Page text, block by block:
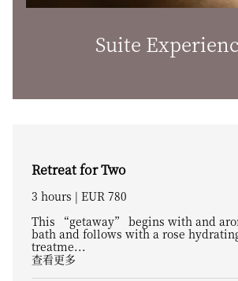
Suite
Retreat for Two
3 hours | EUR 780
This “getaway” begins with and
bath and follows with a rose
treatme...
查看更多